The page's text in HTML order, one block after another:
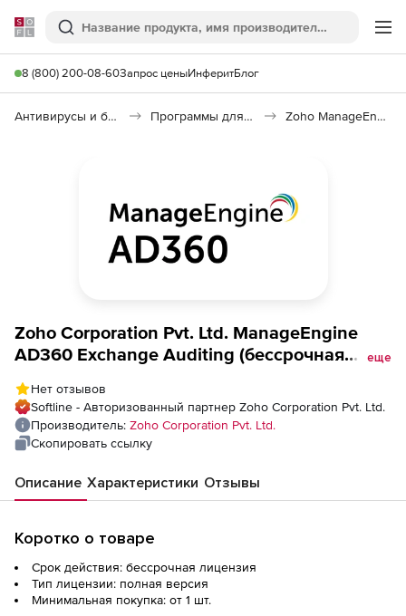
Softline
Поиск
8 (800) 200-08-60Запрос ценыИнферитБлог
Антивирусы и безопасность Программы для защиты информации Zoho ManageEngine AD360 AD Auditing
Zoho Corporation Pvt. Ltd. ManageEngine
AD360 Exchange Auditing (бессрочная
Single Installation), fee for 2000 Mailboxes
еще
Нет отзывов
Softline - Авторизованный партнер Zoho Corporation Pvt. Ltd.
Производитель: Zoho Corporation Pvt. Ltd.
Скопировать ссылку
Описание Характеристики Отзывы
Коротко о товаре
Срок действия: бессрочная лицензия
Тип лицензии: полная версия
Минимальная покупка: от 1 шт.